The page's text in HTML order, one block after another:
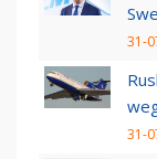
31-
31-